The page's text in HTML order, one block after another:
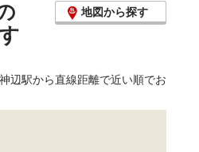
地図から探す
辺駅から直線距離で近い順でお